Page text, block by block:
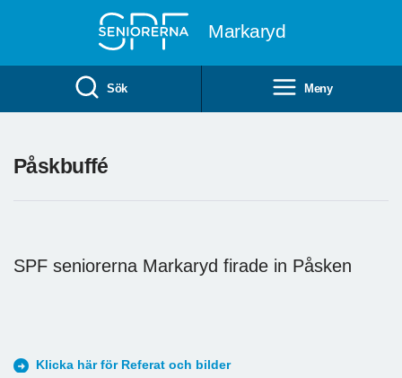
Markaryd
Sök Meny
Påskbuffé
SPF seniorerna Markaryd firade in Påsken
Klicka här för Referat och bilder